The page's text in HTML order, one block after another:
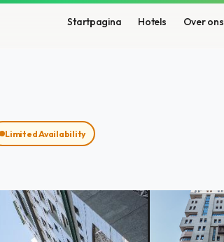
Startpagina Hotels Over ons
Limited Availability